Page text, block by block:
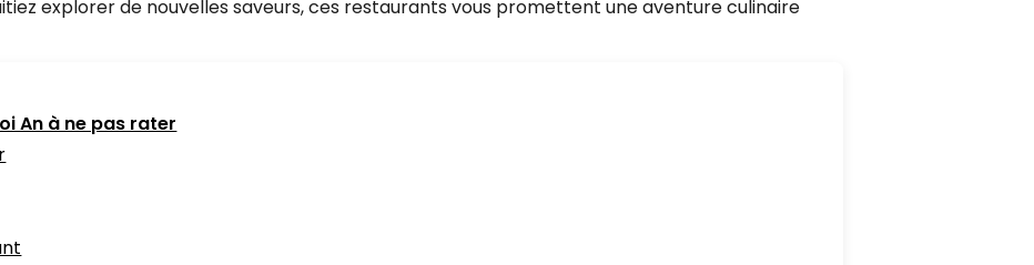
explorer de nouvelles saveurs, ces restaurants vous promettent une aventure culinaire
An à ne pas rater